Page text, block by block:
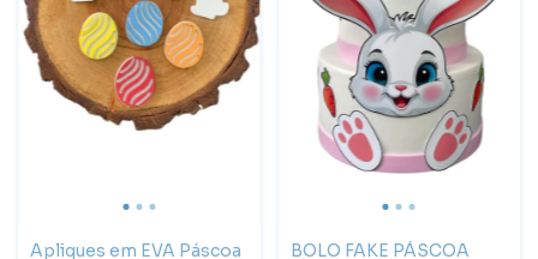
Apliques em EVA Páscoa
BOLO FAKE PÁSCOA